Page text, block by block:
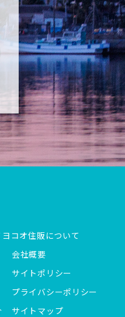
ヨコオ住販について
会社概要
サイトポリシー
プライバシーポリシー
サイトマップ